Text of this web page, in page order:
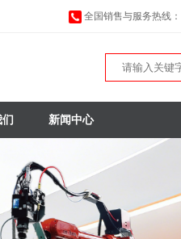
全国销售与服务热线：
新闻中心